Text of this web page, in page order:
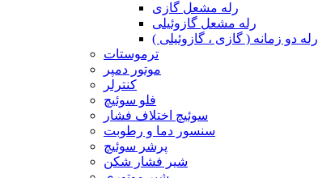
رله مشعل گازی
رله مشعل گازوئیلی
رله دو زمانه ( گازی ، گازوئیلی )
ترموستات
موتور دمپر
کنترلر
فلو سوئیچ
سوئیچ اختلاف فشار
سنسور دما و رطوبت
پرشر سوئیچ
شیر فشار شکن